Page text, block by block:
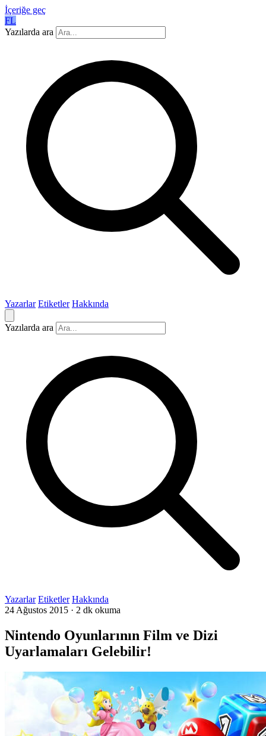
İçeriğe geç
FL
Yazılarda ara
Yazarlar Etiketler Hakkında
Yazılarda ara
Yazarlar Etiketler Hakkında
24 Ağustos 2015 · 2 dk okuma
Nintendo Oyunlarının Film ve Dizi
Uyarlamaları Gelebilir!